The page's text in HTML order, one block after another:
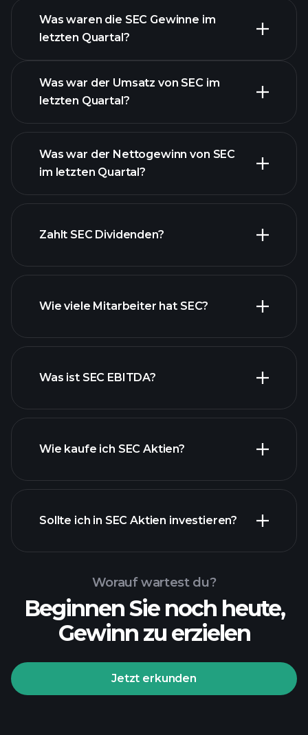
Was waren die SEC Gewinne im
letzten Quartal?
SEC Gewinnen
Was war der Umsatz von SEC im
letzten Quartal?
finanzielle
Was war der Nettogewinn von SEC
im letzten Quartal?
Zahlt SEC Dividenden?
Wie viele Mitarbeiter hat SEC?
Was ist SEC EBITDA?
Wie kaufe ich SEC Aktien?
Sollte ich in SEC Aktien investieren?
Worauf wartest du?
Beginnen Sie noch heute,
Gewinn zu erzielen
Jetzt erkunden